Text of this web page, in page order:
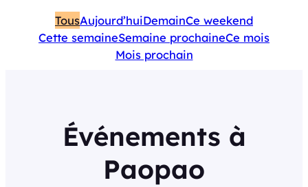
TousAujourd’huiDemainCe weekend
Cette semaineSemaine prochaineCe mois
Mois prochain
Événements à
Paopao